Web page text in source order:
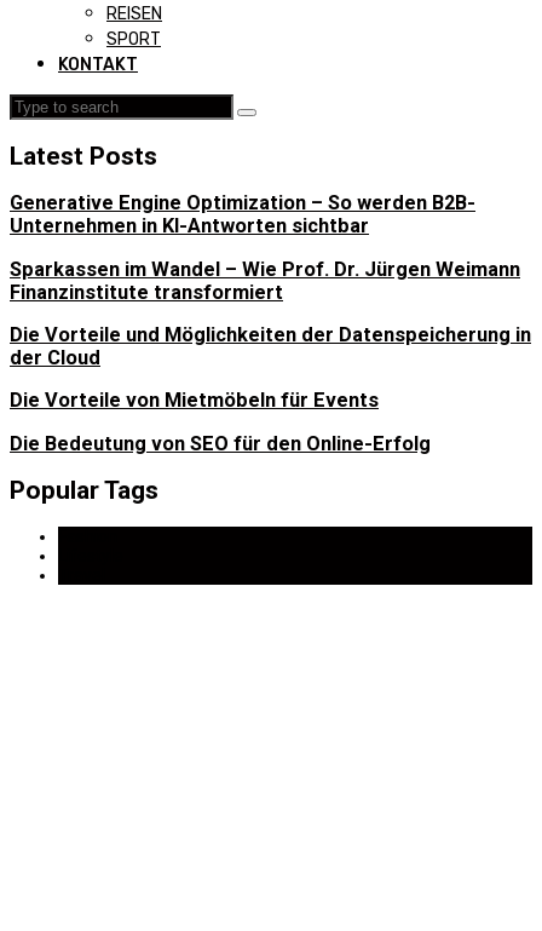
REISEN
SPORT
KONTAKT
Latest Posts
Generative Engine Optimization – So werden B2B-
Unternehmen in KI-Antworten sichtbar
Sparkassen im Wandel – Wie Prof. Dr. Jürgen Weimann
Finanzinstitute transformiert
Die Vorteile und Möglichkeiten der Datenspeicherung in
der Cloud
Die Vorteile von Mietmöbeln für Events
Die Bedeutung von SEO für den Online-Erfolg
Popular Tags